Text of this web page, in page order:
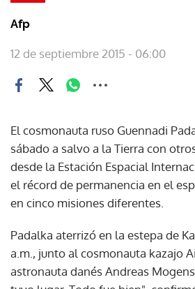
Afp
12 de septiembre 2015 - 06:00
El cosmonauta ruso Guennadi
sábado a salvo a la Tierra con
desde la Estación Espacial
el récord de permanencia en el
en cinco misiones diferentes.
Padalka aterrizó en la estepa de
a.m., junto al cosmonauta kazajo
astronauta danés Andreas